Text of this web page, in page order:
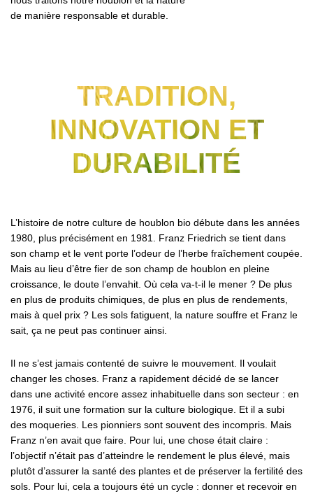
de manière responsable et durable.
TRADITION,
INNOVATION ET
DURABILITÉ
L’histoire de notre culture de houblon bio débute dans les années
1980, plus précisément en 1981. Franz Friedrich se tient dans
son champ et le vent porte l’odeur de l’herbe fraîchement coupée.
Mais au lieu d’être fier de son champ de houblon en pleine
croissance, le doute l’envahit. Où cela va-t-il le mener ? De plus
en plus de produits chimiques, de plus en plus de rendements,
mais à quel prix ? Les sols fatiguent, la nature souffre et Franz le
sait, ça ne peut pas continuer ainsi.
Il ne s’est jamais contenté de suivre le mouvement. Il voulait
changer les choses. Franz a rapidement décidé de se lancer
dans une activité encore assez inhabituelle dans son secteur : en
1976, il suit une formation sur la culture biologique. Et il a subi
des moqueries. Les pionniers sont souvent des incompris. Mais
Franz n’en avait que faire. Pour lui, une chose était claire :
l’objectif n’était pas d’atteindre le rendement le plus élevé, mais
plutôt d’assurer la santé des plantes et de préserver la fertilité des
sols. Pour lui, cela a toujours été un cycle : donner et recevoir en